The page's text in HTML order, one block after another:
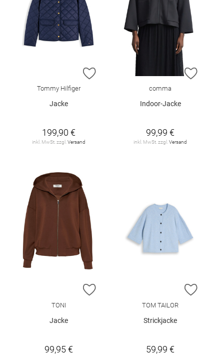
ZUR WUNSCHLISTE HINZUFÜGEN
Tommy Hilfiger
Jacke
199,90 €
inkl. MwSt. zzgl. Versand
ZUR
comma
Indoor-Jacke
99,99 €
inkl. MwSt. zzgl. Versand
ZUR WUNSCHLISTE HINZUFÜGEN
TONI
Jacke
99,95 €
ZUR
TOM TAILOR
Strickjacke
59,99 €